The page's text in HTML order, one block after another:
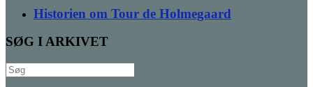
Historien om Tour de Holmegaard
SØG I ARKIVET
Søg
efter: